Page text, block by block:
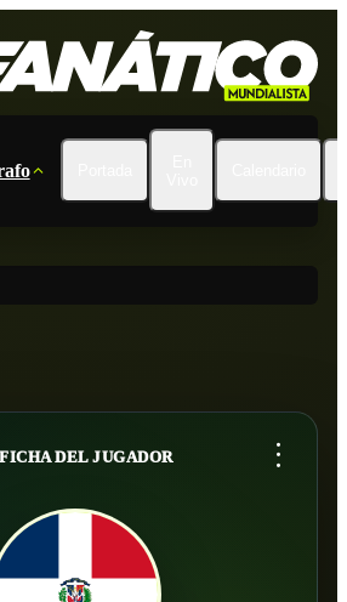
FICHA DEL JUGADOR ...